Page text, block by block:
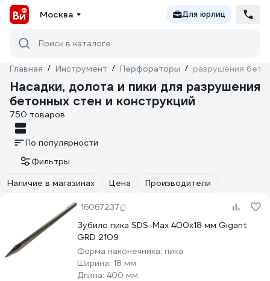
Москва Для юрлиц
Поиск в каталоге
Главная / Инструмент / Перфораторы / разрушения
Насадки, долота и пики для разрушения
бетонных стен и конструкций
750 товаров
По популярности
Фильтры
Наличие в магазинах
Цена Производители
16067237
Зубило пика SDS-Max 400х18 мм Gigant
GRD 2109
Форма наконечника: пика
Ширина: 18 мм
Длина: 400 мм